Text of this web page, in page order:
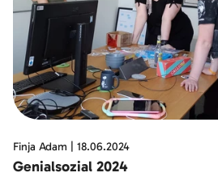
Finja Adam 18.06.2024
Genialsozial 2024